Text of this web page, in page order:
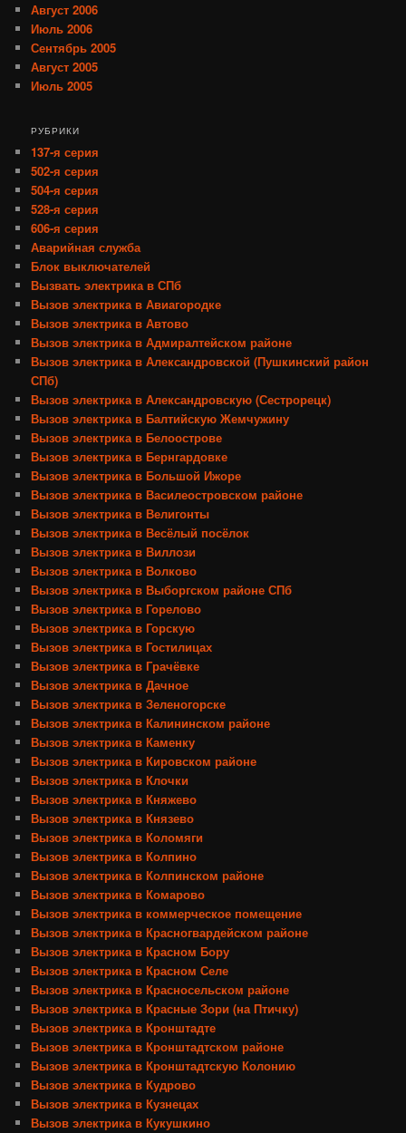
Август 2006
Июль 2006
Сентябрь 2005
Август 2005
Июль 2005
РУБРИКИ
137-я серия
502-я серия
504-я серия
528-я серия
606-я серия
Аварийная служба
Блок выключателей
Вызвать электрика в СПб
Вызов электрика в Авиагородке
Вызов электрика в Автово
Вызов электрика в Адмиралтейском районе
Вызов электрика в Александровской (Пушкинский район
СПб)
Вызов электрика в Александровскую (Сестрорецк)
Вызов электрика в Балтийскую Жемчужину
Вызов электрика в Белоострове
Вызов электрика в Бернгардовке
Вызов электрика в Большой Ижоре
Вызов электрика в Василеостровском районе
Вызов электрика в Велигонты
Вызов электрика в Весёлый посёлок
Вызов электрика в Виллози
Вызов электрика в Волково
Вызов электрика в Выборгском районе СПб
Вызов электрика в Горелово
Вызов электрика в Горскую
Вызов электрика в Гостилицах
Вызов электрика в Грачёвке
Вызов электрика в Дачное
Вызов электрика в Зеленогорске
Вызов электрика в Калининском районе
Вызов электрика в Каменку
Вызов электрика в Кировском районе
Вызов электрика в Клочки
Вызов электрика в Княжево
Вызов электрика в Князево
Вызов электрика в Коломяги
Вызов электрика в Колпино
Вызов электрика в Колпинском районе
Вызов электрика в Комарово
Вызов электрика в коммерческое помещение
Вызов электрика в Красногвардейском районе
Вызов электрика в Красном Бору
Вызов электрика в Красном Селе
Вызов электрика в Красносельском районе
Вызов электрика в Красные Зори (на Птичку)
Вызов электрика в Кронштадте
Вызов электрика в Кронштадтском районе
Вызов электрика в Кронштадтскую Колонию
Вызов электрика в Кудрово
Вызов электрика в Кузнецах
Вызов электрика в Кукушкино